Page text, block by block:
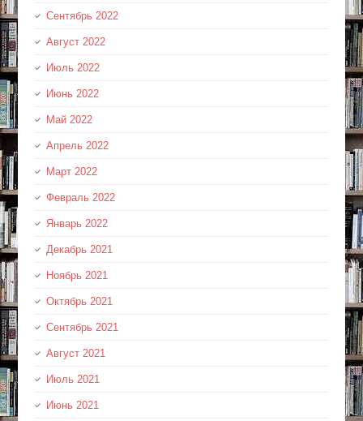
Сентябрь 2022
Август 2022
Июль 2022
Июнь 2022
Май 2022
Апрель 2022
Март 2022
Февраль 2022
Январь 2022
Декабрь 2021
Ноябрь 2021
Октябрь 2021
Сентябрь 2021
Август 2021
Июль 2021
Июнь 2021